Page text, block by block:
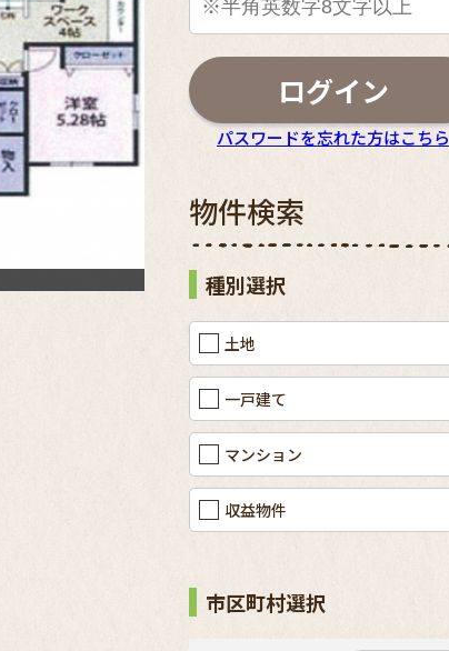
ログイン
パスワードを忘れた方はこちら
物件検索
種別選択
土地
一戸建て
マンション
収益物件
市区町村選択